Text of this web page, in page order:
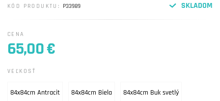
SKLADOM
KÓD PRODUKTU: P33989
CENA
65,00 €
VEĽKOSŤ
84x84cm Antracit 84x84cm Biela 84x84cm Buk svetlý